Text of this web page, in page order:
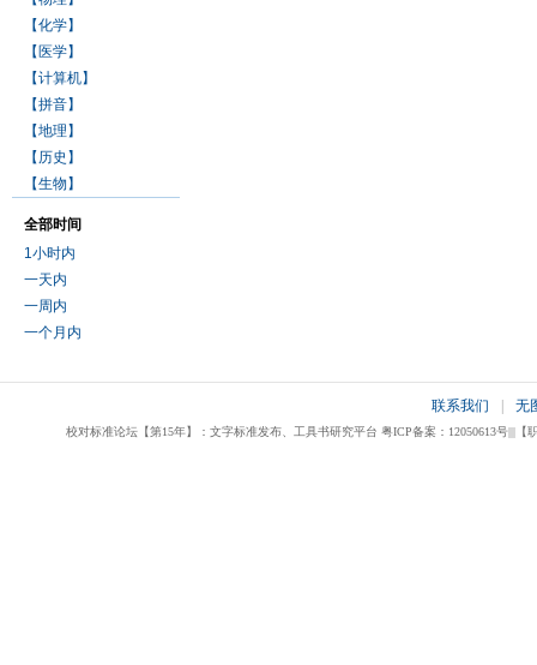
【化学】
【医学】
【计算机】
【拼音】
【地理】
【历史】
【生物】
全部时间
1小时内
一天内
一周内
一个月内
联系我们 无
校对标准论坛【第15年】：文字标准发布、工具书研究平台 粤ICP备案：12050613号|||【